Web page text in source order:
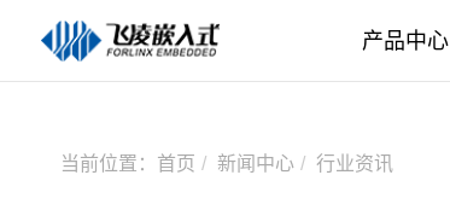
产品中心
当前位置： 首页 新闻中心 行业资讯